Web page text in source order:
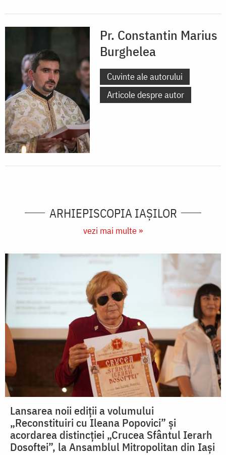
Pr. Constantin Marius
Burghelea
Cuvinte ale autorului
Articole despre autor
ARHIEPISCOPIA IAŞILOR
vezi mai multe »
Lansarea noii ediții a volumului
„Reconstituiri cu Ileana Popovici” și
acordarea distincției „Crucea Sfântul Ierarh
Dosoftei”, la Ansamblul Mitropolitan din Iași